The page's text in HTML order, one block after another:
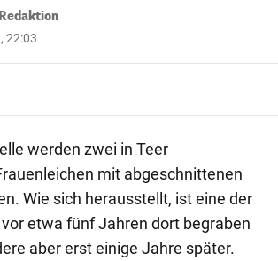
22:03
werden zwei in Teer
mit abgeschnittenen
Wie sich herausstellt, ist eine der
etwa fünf Jahren dort begraben
aber erst einige Jahre später.